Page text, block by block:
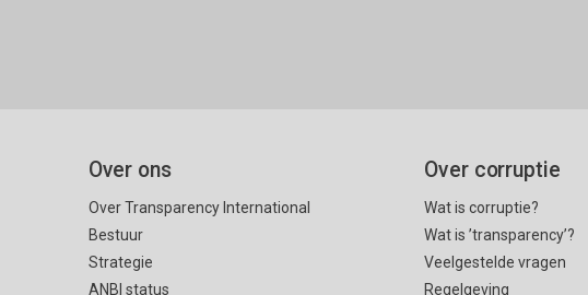
Over ons
Over Transparency International
Bestuur
Strategie
ANBI status
Over corruptie
Wat is corruptie?
Wat is ’transparency’?
Veelgestelde vragen
Regelgeving